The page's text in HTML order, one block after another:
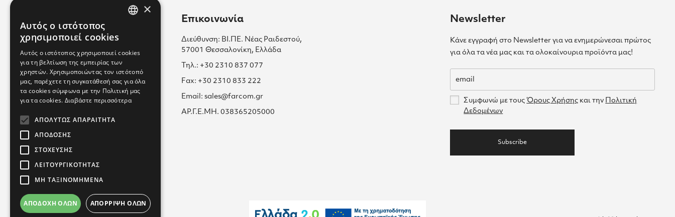
Χρήσιμοι Σύνδεσμοι
Επικοινωνία
Πολιτική Cookies
Καριέρα μαζί μας
Όροι Χρήσης
Πολιτική Απορρήτου
Επικοινωνία
Διεύθυνση: ΒΙ.ΠΕ. Νέας Ραιδεστού,
57001 Θεσσαλονίκη, Ελλάδα
Τηλ.: +30 2310 837 077
Fax: +30 2310 833 222
Email: sales@farcom.gr
ΑΡ.Γ.Ε.ΜΗ. 038365205000
Newsletter
Κάνε εγγραφή στο Newsletter για να ενημερώνεσαι πρώτος
για όλα τα νέα μας και τα ολοκαίνουρια προϊόντα μας!
Συμφωνώ με τουςΌρους Χρήσης και την Πολιτική
Δεδομένων
Subscribe
×
Αυτός ο ιστότοπος
χρησιμοποιεί cookies
Αυτός ο ιστότοπος χρησιμοποιεί cookies
για τη βελτίωση της εμπειρίας των
χρηστών. Χρησιμοποιώντας τον ιστότοπό
μας, παρέχετε τη συγκατάθεσή σας για όλα
τα cookies σύμφωνα με την Πολιτική μας
για τα cookies. Διαβάστε περισσότερα
ΑΠΟΛΎΤΩΣ ΑΠΑΡΑΊΤΗΤΑ
ΑΠΌΔΟΣΗΣ
ΣΤΌΧΕΥΣΗΣ
ΛΕΙΤΟΥΡΓΙΚΌΤΗΤΑΣ
ΜΗ ΤΑΞΙΝΟΜΗΜΈΝΑ
ΑΠΟΔΟΧΉ ΌΛΩΝ ΑΠΌΡΡΙΨΗ ΌΛΩΝ